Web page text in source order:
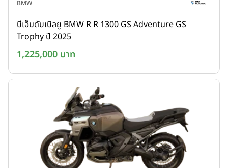
BMW
บีเอ็มดับเบิลยู BMW R R 1300 GS Adventure GS
Trophy ปี 2025
1,225,000 บาท